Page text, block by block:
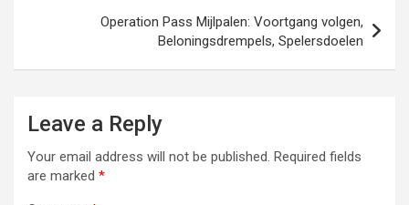
Operation Pass Mijlpalen: Voortgang volgen,
Beloningsdrempels, Spelersdoelen
Leave a Reply
Your email address will not be published. Required fields
are marked *